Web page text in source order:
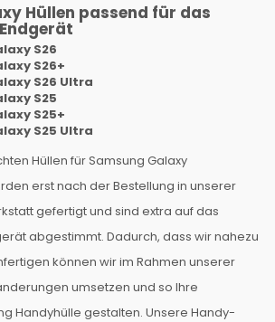
Hüllen passend für das
S26
S26+
S26 Ultra
S25
S25+
S25 Ultra
Hüllen für Samsung Galaxy
erst nach der Bestellung in unserer
gefertigt und sind extra auf das
abgestimmt. Dadurch, dass wir nahezu
können wir im Rahmen unserer
umsetzen und so Ihre
Handyhülle gestalten. Unsere Handy-